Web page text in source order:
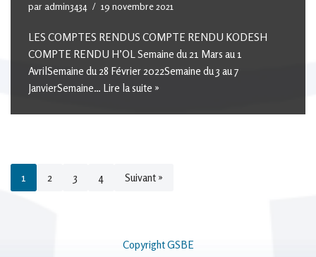
par admin3434 19 novembre 2021
LES COMPTES RENDUS COMPTE RENDU KODESH
COMPTE RENDU H’OL Semaine du 21 Mars au 1
AvrilSemaine du 28 Février 2022Semaine du 3 au 7
JanvierSemaine… Lire la suite »
1 2 3 4 Suivant »
Copyright GSBE